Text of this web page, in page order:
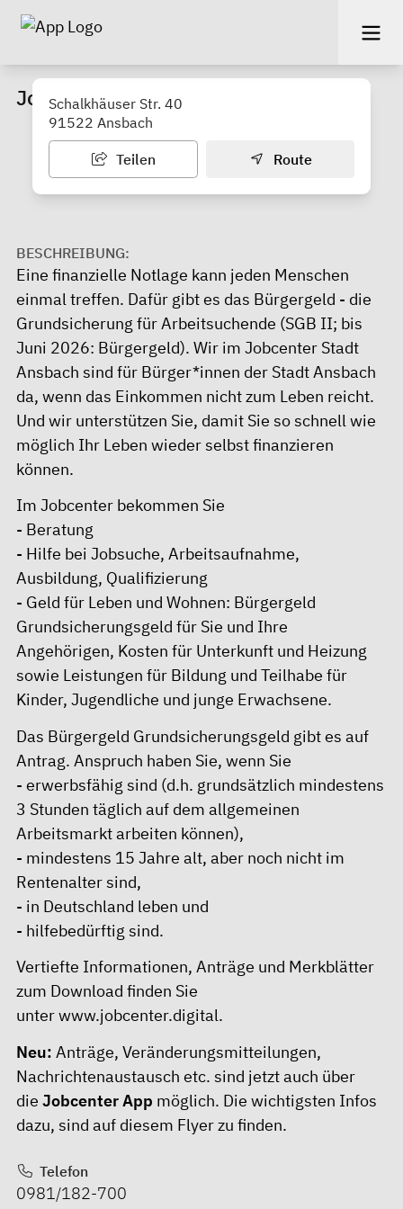
Jobcenter Stadt Ansbach
Schalkhäuser Str. 40
91522 Ansbach
Teilen Route
BESCHREIBUNG:
Eine finanzielle Notlage kann jeden Menschen
einmal treffen. Dafür gibt es das Bürgergeld - die
Grundsicherung für Arbeitsuchende (SGB II; bis
Juni 2026: Bürgergeld). Wir im Jobcenter Stadt
Ansbach sind für Bürger*innen der Stadt Ansbach
da, wenn das Einkommen nicht zum Leben reicht.
Und wir unterstützen Sie, damit Sie so schnell wie
möglich Ihr Leben wieder selbst finanzieren
können.
Im Jobcenter bekommen Sie
- Beratung
- Hilfe bei Jobsuche, Arbeitsaufnahme,
Ausbildung, Qualifizierung
- Geld für Leben und Wohnen: Bürgergeld
Grundsicherungsgeld für Sie und Ihre
Angehörigen, Kosten für Unterkunft und Heizung
sowie Leistungen für Bildung und Teilhabe für
Kinder, Jugendliche und junge Erwachsene.
Das Bürgergeld Grundsicherungsgeld gibt es auf
Antrag. Anspruch haben Sie, wenn Sie
- erwerbsfähig sind (d.h. grundsätzlich mindestens
3 Stunden täglich auf dem allgemeinen
Arbeitsmarkt arbeiten können),
- mindestens 15 Jahre alt, aber noch nicht im
Rentenalter sind,
- in Deutschland leben und
- hilfebedürftig sind.
Vertiefte Informationen, Anträge und Merkblätter
zum Download finden Sie
unterwww.jobcenter.digital.
Neu: Anträge, Veränderungsmitteilungen,
Nachrichtenaustausch etc. sind jetzt auch über
die Jobcenter App möglich. Die wichtigsten Infos
dazu, sind auf diesem Flyerzu finden.
Telefon
0981/182-700